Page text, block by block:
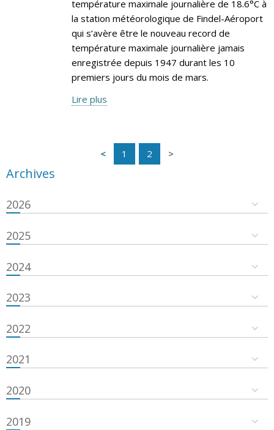
température maximale journalière de 18.6°C à
la station météorologique de Findel-Aéroport
qui s’avère être le nouveau record de
température maximale journalière jamais
enregistrée depuis 1947 durant les 10
premiers jours du mois de mars.
Lire plus
1 2
Archives
2026
2025
2024
2023
2022
2021
2020
2019